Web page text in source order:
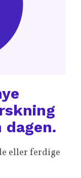
dagen.
eller ferdige